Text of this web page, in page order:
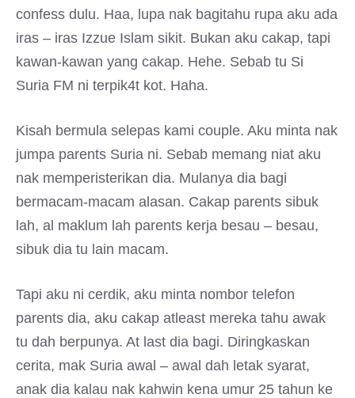
confess dulu. Haa, lupa nak bagitahu rupa aku ada
iras – iras Izzue Islam sikit. Bukan aku cakap, tapi
kawan-kawan yang cakap. Hehe. Sebab tu Si
Suria FM ni terpik4t kot. Haha.
Kisah bermula selepas kami couple. Aku minta nak
jumpa parents Suria ni. Sebab memang niat aku
nak memperisterikan dia. Mulanya dia bagi
bermacam-macam alasan. Cakap parents sibuk
lah, al maklum lah parents kerja besau – besau,
sibuk dia tu lain macam.
Tapi aku ni cerdik, aku minta nombor telefon
parents dia, aku cakap atleast mereka tahu awak
tu dah berpunya. At last dia bagi. Diringkaskan
cerita, mak Suria awal – awal dah letak syarat,
anak dia kalau nak kahwin kena umur 25 tahun ke